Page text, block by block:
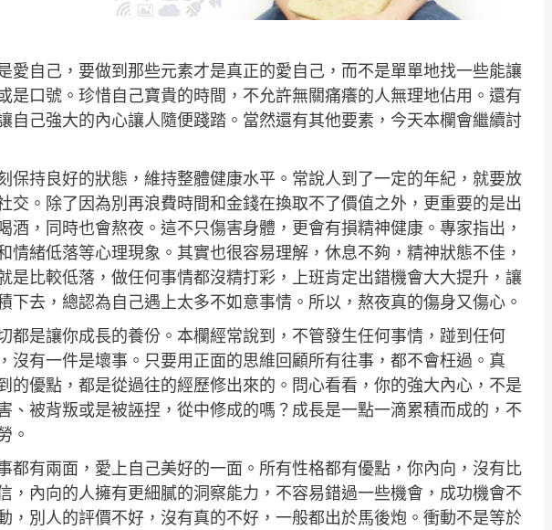
愛自己，要做到那些元素才是真正的愛自己，而不是單單地找一些能讓
是口號。珍惜自己寶貴的時間，不允許無關痛癢的人無理地佔用。還有
自己強大的內心讓人隨便踐踏。當然還有其他要素，今天本欄會繼續討
保持良好的狀態，維持整體健康水平。常說人到了一定的年紀，就要放
交。除了因為別再浪費時間和金錢在換取不了價值之外，更重要的是出
酒，同時也會熬夜。這不只傷害身體，更會有損精神健康。專家指出，
情緒低落等心理現象。其實也很容易理解，休息不夠，精神狀態不佳，
是比較低落，做任何事情都沒精打彩，上班肯定出錯機會大大提升，讓
下去，總認為自己遇上太多不如意事情。所以，熬夜真的傷身又傷心。
都是讓你成長的養份。本欄經常說到，不管發生任何事情，踫到任何
沒有一件是壞事。只要用正面的思維回顧所有往事，都不會枉過。真
的優點，都是從過往的經歷修出來的。問心看看，你的強大內心，不是
、被背叛或是被誣捏，從中修成的嗎？成長是一點一滴累積而成的，不
。
都有兩面，愛上自己美好的一面。所有性格都有優點，你內向，沒有比
，內向的人擁有更細膩的洞察能力，不容易錯過一些機會，成功機會不
，別人的評價不好，沒有真的不好，一般都出於馬後炮。衝動不是等於